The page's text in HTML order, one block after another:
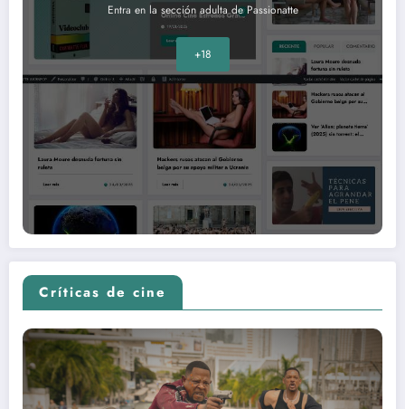
Entra en la sección adulta de Passionatte
+18
Críticas de cine